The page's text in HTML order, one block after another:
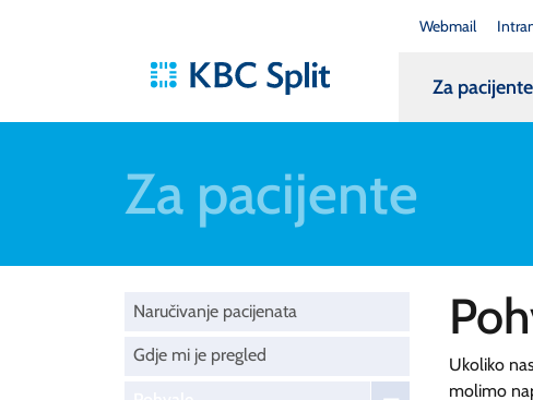
Webmail
Za pacijente
Za pacijente
Naručivanje pacijenata
Gdje mi je pregled
Ukoliko
molimo